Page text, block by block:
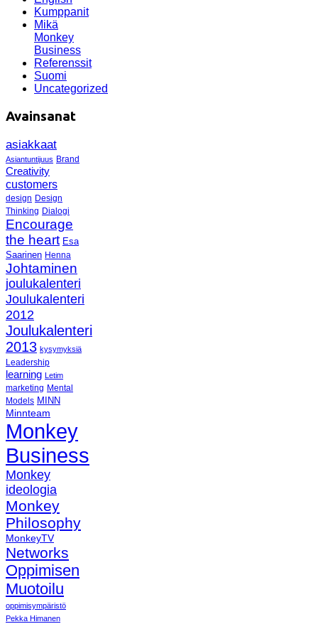
Kumppanit
Mikä
Monkey
Business
Referenssit
Suomi
Uncategorized
Avainsanat
asiakkaat
Asiantuntijuus Brand
Creativity
customers
design Design
Thinking Dialogi
Encourage
the heart Esa
Saarinen Henna
Johtaminen
joulukalenteri
Joulukalenteri
2012
Joulukalenteri
2013 kysymyksiä
Leadership
learning Letim
marketing Mental
Models MINN
Minnteam
Monkey
Business
Monkey
ideologia
Monkey
Philosophy
MonkeyTV
Networks
Oppimisen
Muotoilu
oppimisympäristö
Pekka Himanen